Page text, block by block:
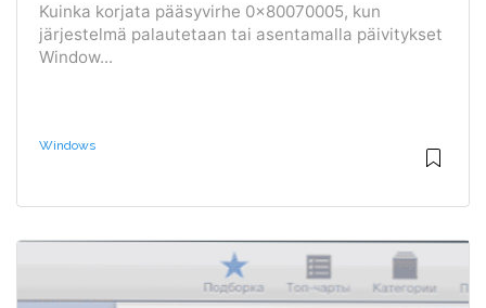
Kuinka korjata pääsyvirhe 0x80070005, kun
järjestelmä palautetaan tai asentamalla päivitykset
Window...
Windows